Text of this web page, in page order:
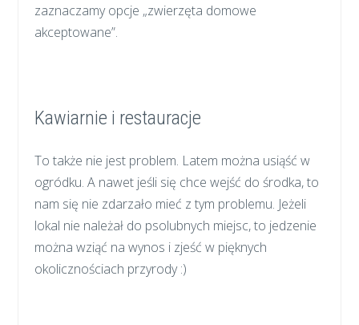
zaznaczamy opcje „zwierzęta domowe
akceptowane”.
Kawiarnie i restauracje
To także nie jest problem. Latem można usiąść w
ogródku. A nawet jeśli się chce wejść do środka, to
nam się nie zdarzało mieć z tym problemu. Jeżeli
lokal nie należał do psolubnych miejsc, to jedzenie
można wziąć na wynos i zjeść w pięknych
okolicznościach przyrody :)